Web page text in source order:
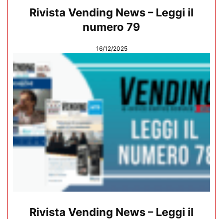
Rivista Vending News – Leggi il
numero 79
16/12/2025
Rivista Vending News – Leggi il